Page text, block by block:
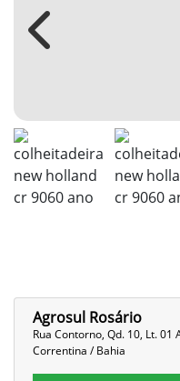
Previous
Agrosul Rosário
Rua Contorno, Qd. 10, Lt.
Correntina / Bahia